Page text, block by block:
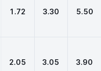
1.72 3.30 5.50
2.05 3.05 3.90